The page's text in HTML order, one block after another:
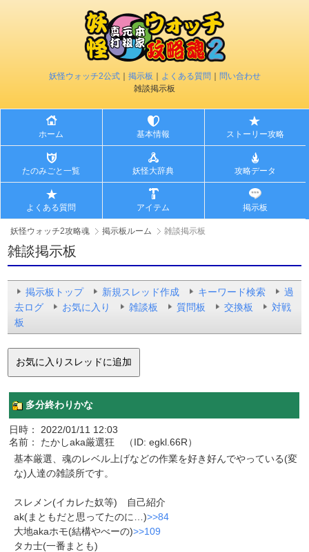
妖怪ウォッチ2公式｜ 掲示板 よくある質問
問い合わせ
雑談掲示板
ホーム 基本情報 ストーリー攻略
たのみごと一覧 妖怪大辞典 攻略データ
よくある質問 アイテム 掲示板
妖怪ウォッチ2攻略魂 掲示板ルーム 雑談掲示板
雑談掲示板
掲示板トップ 新規スレッド作成 キーワード検索
過
去ログ
お気に入り 雑談板 質問板 交換板
対戦
板
多分終わりかな
日時： 2022/01/11 12:03
名前： たかしaka厳選狂 （ID: egkl.66R）
基本厳選、魂のレベル上げなどの作業を好き好んでやっている(変
な)人達の雑談所です。
スレメン(イカレた奴等) 自己紹介
ak(まともだと思ってたのに…)>>84
大地akaホモ(結構やべーの)>>109
タカ士(一番まとも)